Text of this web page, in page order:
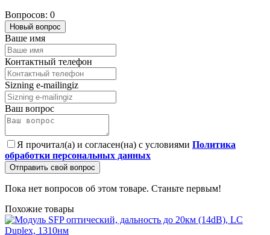
Вопросов: 0
Новый вопрос
Ваше имя
Контактный телефон
Sizning e-mailingiz
Ваш вопрос
Я прочитал(а) и согласен(на) с условиями Политика
обработки персональных данных
Отправить свой вопрос
Пока нет вопросов об этом товаре. Станьте первым!
Похожие товары